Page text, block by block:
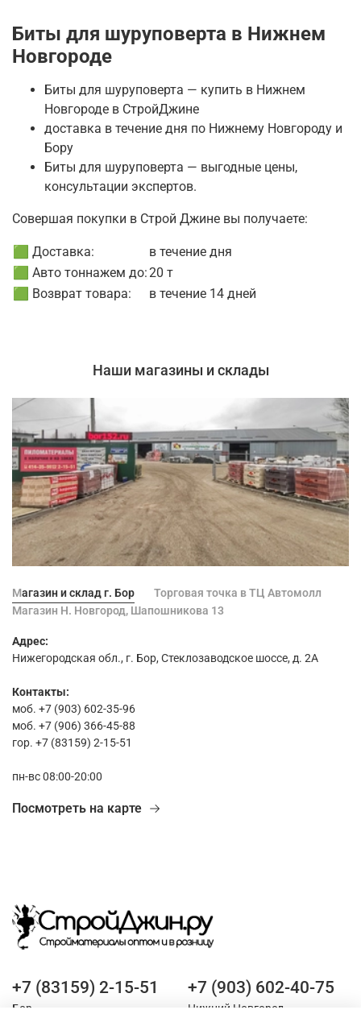
Биты для шуруповерта в Нижнем
Новгороде
Биты для шуруповерта — купить в Нижнем
Новгороде в СтройДжине
доставка в течение дня по Нижнему Новгороду и
Бору
Биты для шуруповерта — выгодные цены,
консультации экспертов.
Совершая покупки в Строй Джине вы получаете:
🟩 Доставка:
в течение дня
🟩 Авто тоннажем до:20 т
🟩 Возврат товара:
в течение 14 дней
Наши магазины и склады
Магазин и склад г. Бор
Торговая точка в ТЦ Автомолл
Магазин Н. Новгород, Шапошникова 13
Адрес:
Нижегородская обл., г. Бор, Стеклозаводское шоссе, д. 2А
Контакты:
моб. +7 (903) 602-35-96
моб. +7 (906) 366-45-88
гор. +7 (83159) 2-15-51
пн-вс 08:00-20:00
Посмотреть на карте
+7 (83159) 2-15-51
Бор
+7 (903) 602-40-75
Нижний Новгород